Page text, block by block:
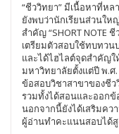
“ชีววิทยา” มีเนื้อหาที่ห
ยังพบว่านักเรียนส่วนให
สำคัญ “SHORT NOTE
เตรียมตัวสอบใช้ทบทว
และได้ไฮไลต์จุดสำคัญใ
มหาวิทยาลัยตั้งแต่ปี พ.ศ
ข้อสอบวิชาสาขาของชี
รวมทั้งได้สอนและออกข้
นอกจากนี้ยังได้เสริมค
ผู้อ่านทำคะแนนสอบได้สู